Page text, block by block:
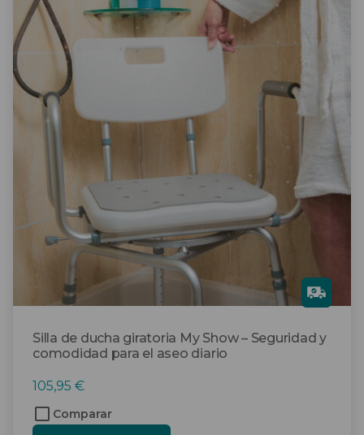
Silla de ducha giratoria My Show – Seguridad y
comodidad para el aseo diario
Gra
tis
105,95 €
Comparar